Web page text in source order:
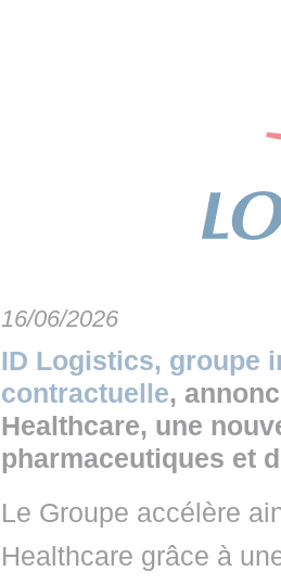
16/06/2026
ID Logistics, groupe
contractuelle,
Healthcare, une
pharmaceutiques et
Le Groupe accélère
Healthcare grâce à